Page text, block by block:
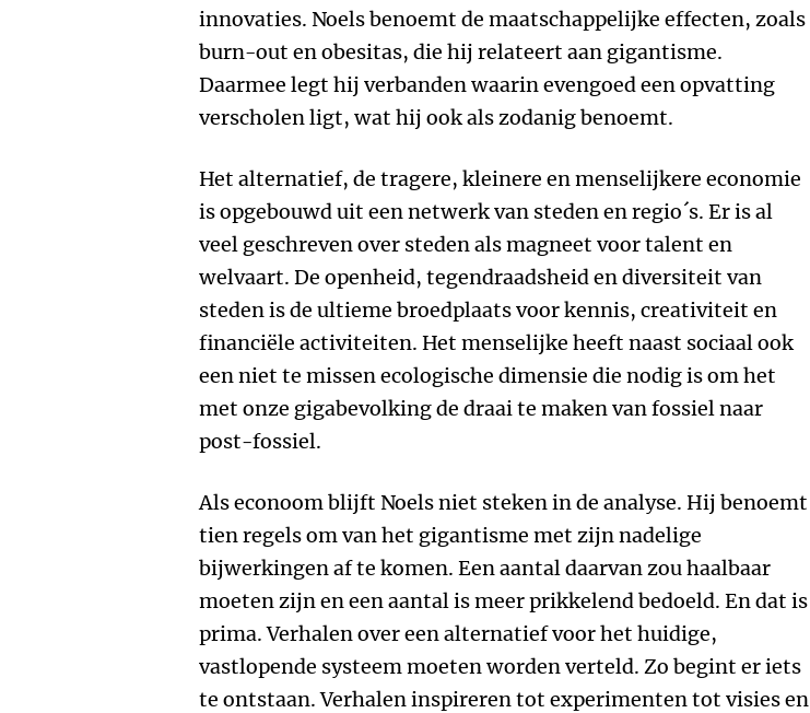
innovaties. Noels benoemt de maatschappelijke effecten, zoals
burn-out en obesitas, die hij relateert aan gigantisme.
Daarmee legt hij verbanden waarin evengoed een opvatting
verscholen ligt, wat hij ook als zodanig benoemt.
Het alternatief, de tragere, kleinere en menselijkere economie
is opgebouwd uit een netwerk van steden en regio´s. Er is al
veel geschreven over steden als magneet voor talent en
welvaart. De openheid, tegendraadsheid en diversiteit van
steden is de ultieme broedplaats voor kennis, creativiteit en
financiële activiteiten. Het menselijke heeft naast sociaal ook
een niet te missen ecologische dimensie die nodig is om het
met onze gigabevolking de draai te maken van fossiel naar
post-fossiel.
Als econoom blijft Noels niet steken in de analyse. Hij benoemt
tien regels om van het gigantisme met zijn nadelige
bijwerkingen af te komen. Een aantal daarvan zou haalbaar
moeten zijn en een aantal is meer prikkelend bedoeld. En dat is
prima. Verhalen over een alternatief voor het huidige,
vastlopende systeem moeten worden verteld. Zo begint er iets
te ontstaan. Verhalen inspireren tot experimenten tot visies en